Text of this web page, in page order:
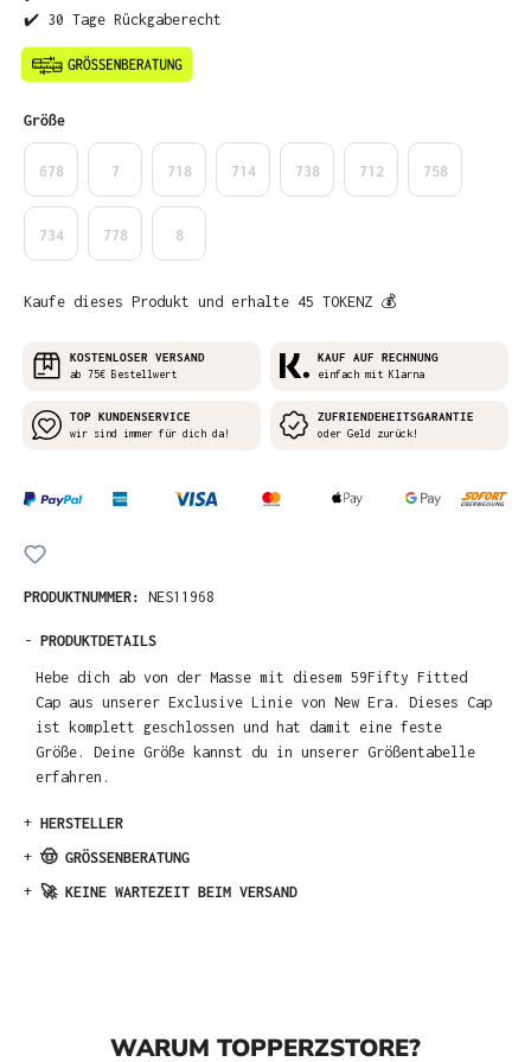
✔️ 30 Tage Rückgaberecht
Größeauswählen
678 7 718 714 738 712 758
734 778 8
Kaufe dieses Produkt und erhalte 45 TOKENZ 💰
KOSTENLOSER VERSAND
ab 75€ Bestellwert
KAUF AUF RECHNUNG
einfach mit Klarna
TOP KUNDENSERVICE
wir sind immer für dich da!
ZUFRIENDEHEITSGARANTIE
oder Geld zurück!
PRODUKTNUMMER: NES11968
- PRODUKTDETAILS
Hebe dich ab von der Masse mit diesem 59Fifty Fitted
Cap aus unserer Exclusive Linie von New Era. Dieses Cap
ist komplett geschlossen und hat damit eine feste
Größe. Deine Größe kannst du in unserer Größentabelle
erfahren.
+ HERSTELLER
+ 🤠 GRÖSSENBERATUNG
+ 🚀 KEINE WARTEZEIT BEIM VERSAND
WARUM TOPPERZSTORE?